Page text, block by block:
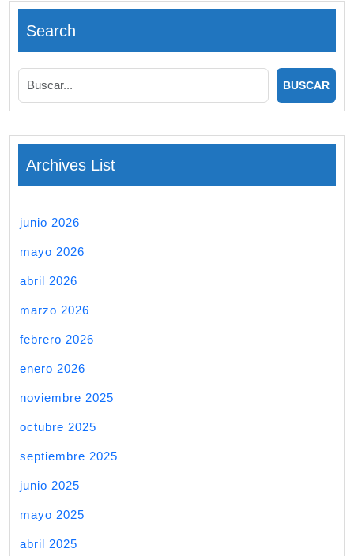
entradas
Search
Archives List
junio 2026
mayo 2026
abril 2026
marzo 2026
febrero 2026
enero 2026
noviembre 2025
octubre 2025
septiembre 2025
junio 2025
mayo 2025
abril 2025